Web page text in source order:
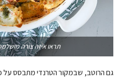
תראו איזה צורה
גם הרוטב, שבמקור הטרנדי מתבסס על